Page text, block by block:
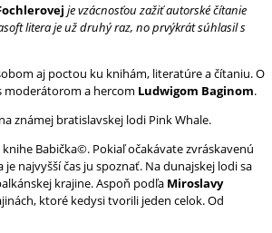
je vzácnosťou zažiť autorské čítanie
litera je už druhý raz, no prvýkrát súhlasil s
aj poctou ku knihám, literatúre a čítaniu. O
moderátorom a hercom Ludwigom Baginom.
známej bratislavskej lodi Pink Whale.
knihe Babička©. Pokiaľ očakávate zvráskavenú
najvyšší čas ju spoznať. Na dunajskej lodi sa
krajine. Aspoň podľa Miroslavy
ktoré kedysi tvorili jeden celok. Od